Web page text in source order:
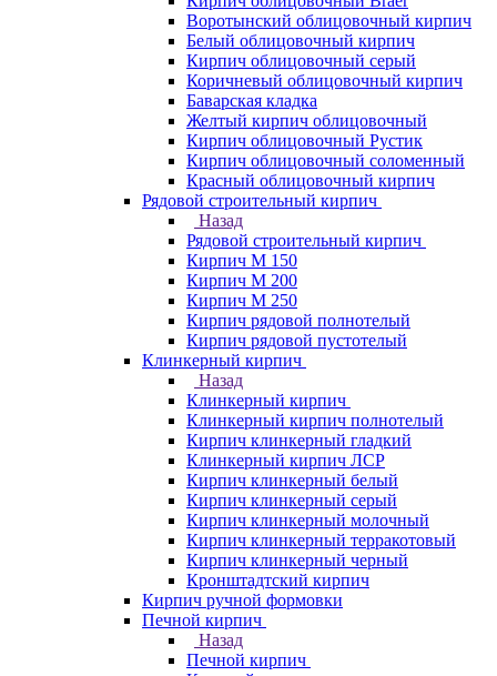
Воротынский облицовочный кирпич
Белый облицовочный кирпич
Кирпич облицовочный серый
Коричневый облицовочный кирпич
Баварская кладка
Желтый кирпич облицовочный
Кирпич облицовочный Рустик
Кирпич облицовочный соломенный
Красный облицовочный кирпич
Рядовой строительный кирпич
Назад
Рядовой строительный кирпич
Кирпич М 150
Кирпич М 200
Кирпич М 250
Кирпич рядовой полнотелый
Кирпич рядовой пустотелый
Клинкерный кирпич
Назад
Клинкерный кирпич
Клинкерный кирпич полнотелый
Кирпич клинкерный гладкий
Клинкерный кирпич ЛСР
Кирпич клинкерный белый
Кирпич клинкерный серый
Кирпич клинкерный молочный
Кирпич клинкерный терракотовый
Кирпич клинкерный черный
Кронштадтский кирпич
Кирпич ручной формовки
Печной кирпич
Назад
Печной кирпич